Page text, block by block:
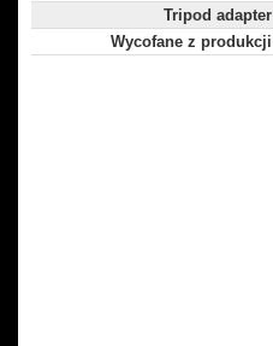
Tripod adapter
Wycofane z produkcji